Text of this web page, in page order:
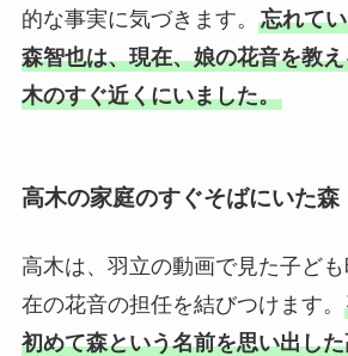
的な事実に気づきます。 忘れて
森智也は、現在、娘の花音を教
木のすぐ近くにいました。
高木の家庭のすぐそばにいた森
高木は、羽立の動画で見た子ど
在の花音の担任を結びつけます。
初めて森という名前を思い出し